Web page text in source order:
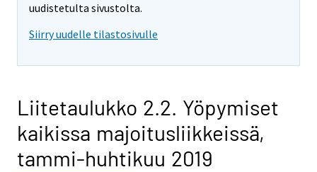
uudistetulta sivustolta.
Siirry uudelle tilastosivulle
Liitetaulukko 2.2. Yöpymiset
kaikissa majoitusliikkeissä,
tammi-huhtikuu 2019